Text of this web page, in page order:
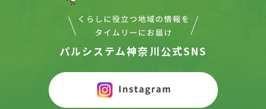
パルシステム神奈川公式SNS